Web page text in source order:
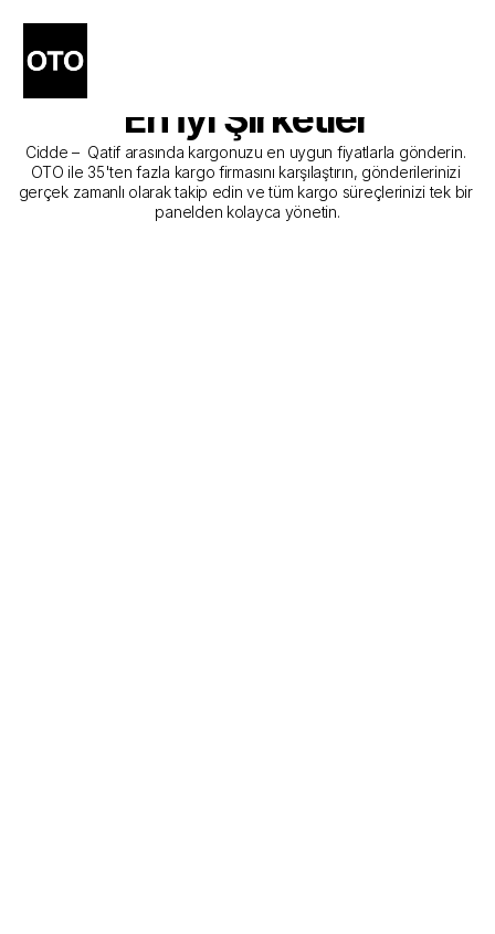
Cidde - Qatif Kargo
Gönderim Hizmeti Sunan
En İyi Şirketler
Cidde –  Qatif arasında kargonuzu en uygun fiyatlarla gönderin.
OTO ile 35'ten fazla kargo firmasını karşılaştırın, gönderilerinizi
gerçek zamanlı olarak takip edin ve tüm kargo süreçlerinizi tek bir
panelden kolayca yönetin.